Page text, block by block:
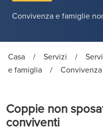
Convivenza e famiglie
Casa / Servizi /
e famiglia
/
Coppie non
conviventi